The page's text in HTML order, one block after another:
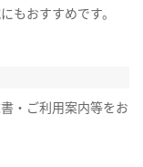
もおすすめです。
・ご利用案内等をお